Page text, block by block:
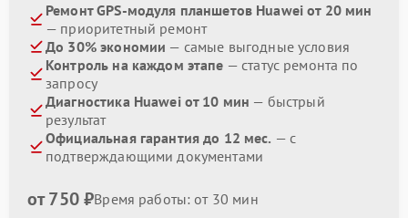
Ремонт GPS-модуля планшетов Huawei от 20 мин
— приоритетный ремонт
До 30% экономии — самые выгодные условия
Контроль на каждом этапе — статус ремонта по
запросу
Диагностика Huawei от 10 мин — быстрый
результат
Официальная гарантия до 12 мес. — с
подтверждающими документами
от 750 ₽Время работы: от 30 мин